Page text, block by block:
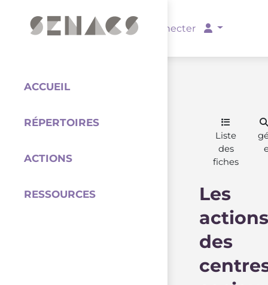
Se connecter
ACCUEIL
RÉPERTOIRES
ACTIONS
RESSOURCES
Liste
des
fiches
Les
actions
des